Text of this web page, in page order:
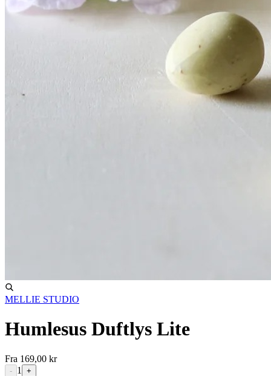
MELLIE STUDIO
Humlesus Duftlys Lite
Fra 169,00 kr
- 1
+